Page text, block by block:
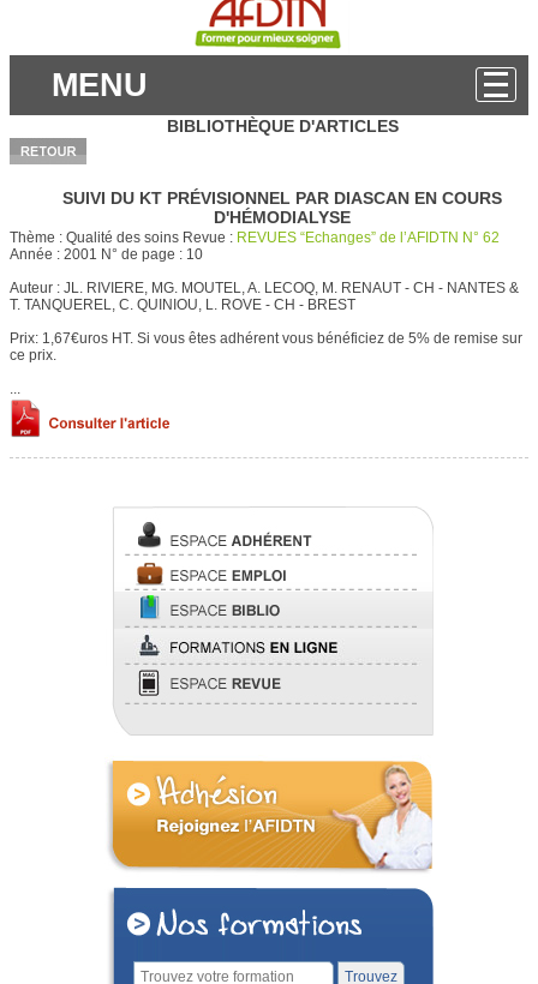
MENU
BIBLIOTHÈQUE D'ARTICLES
SUIVI DU KT PRÉVISIONNEL PAR DIASCAN EN COURS
D'HÉMODIALYSE
Thème : Qualité des soins Revue : REVUES “Echanges” de l’AFIDTN N° 62
Année : 2001 N° de page : 10
Auteur : JL. RIVIERE, MG. MOUTEL, A. LECOQ, M. RENAUT - CH - NANTES &
T. TANQUEREL, C. QUINIOU, L. ROVE - CH - BREST
Prix: 1,67€uros HT. Si vous êtes adhérent vous bénéficiez de 5% de remise sur
ce prix.
...